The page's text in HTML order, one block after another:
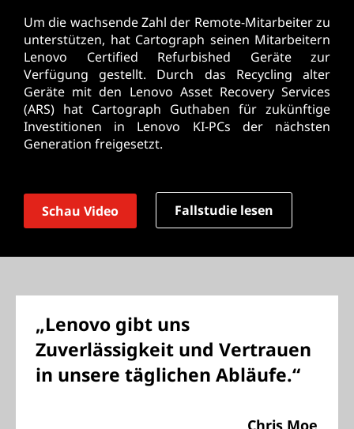
Um die wachsende Zahl der Remote-Mitarbeiter zu
unterstützen, hat Cartograph seinen Mitarbeitern
Lenovo Certified Refurbished Geräte zur
Verfügung gestellt. Durch das Recycling alter
Geräte mit den Lenovo Asset Recovery Services
(ARS) hat Cartograph Guthaben für zukünftige
Investitionen in Lenovo KI-PCs der nächsten
Generation freigesetzt.
Schau Video Fallstudie lesen
„Lenovo gibt uns
Zuverlässigkeit und Vertrauen
in unsere täglichen Abläufe.“
Chris Moe